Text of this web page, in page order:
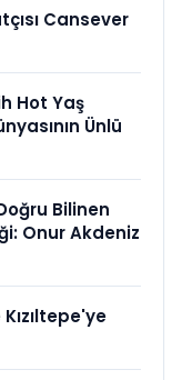
Cansever
Hot Yaş
Ünlü
Bilinen
Onur Akdeniz